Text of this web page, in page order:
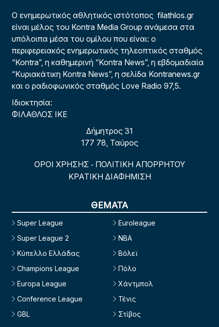
Ο ενημερωτικός αθλητικός ιστότοπος filathlos.gr
είναι μέλος του Kontra Media Group ανάμεσα στα
υπόλοιπα μέσα του ομίλου που είναι: ο
περιφερειακός ενημερωτικός τηλεοπτικός σταθμός
“Kontra”, η καθημερινή “Kontra News”, η εβδομαδιαία
“Κυριακάτικη Kontra News”, η σελίδα Kontranews.gr
και ο ραδιοφωνικός σταθμός Love Radio 97,5.
Ιδιοκτησία:
ΦΙΛΑΘΛΟΣ ΙΚΕ
Δήμητρος 31
177 78, Ταύρος
ΟΡΟΙ ΧΡΗΣΗΣ - ΠΟΛΙΤΙΚΗ ΑΠΟΡΡΗΤΟΥ
ΚΡΑΤΙΚΗ ΔΙΑΦΗΜΙΣΗ
ΘΕΜΑΤΑ
Super League
Super League 2
Κύπελλο Ελλάδας
Champions League
Europa League
Conference League
GBL
Euroleague
NBA
Βόλεϊ
Πόλο
Χάντμπολ
Τένις
Στίβος